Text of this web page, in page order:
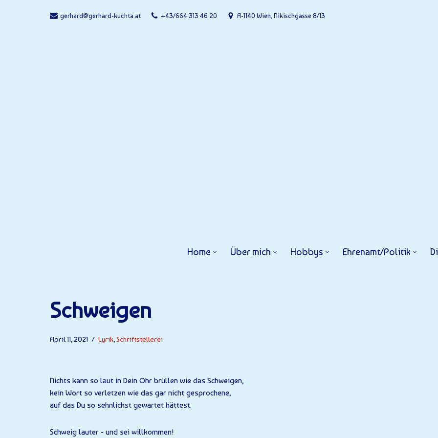
gerhard@gerhard-kuchta.at +43/664 313 46 20 A-1140 Wien, Nikischgasse 8/13
Home Über mich Hobbys Ehrenamt/Politik
Schweigen
April 11, 2021 Lyrik,Schriftstellerei
Nichts kann so laut in Dein Ohr brüllen wie das Schweigen,
kein Wort so verletzen wie das gar nicht gesprochene,
auf das Du so sehnlichst gewartet hättest.
Schweig lauter - und sei willkommen!